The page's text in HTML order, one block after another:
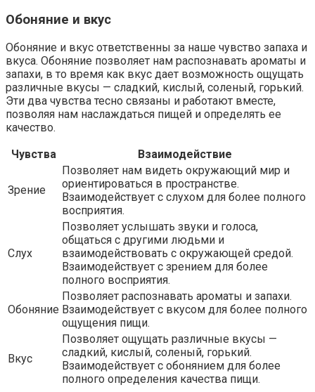
Обоняние и вкус
Обоняние и вкус ответственны за наше чувство запаха и
вкуса. Обоняние позволяет нам распознавать ароматы и
запахи, в то время как вкус дает возможность ощущать
различные вкусы — сладкий, кислый, соленый, горький.
Эти два чувства тесно связаны и работают вместе,
позволяя нам наслаждаться пищей и определять ее
качество.
Чувства
Взаимодействие
Зрение
Позволяет нам видеть окружающий мир и
ориентироваться в пространстве.
Взаимодействует с слухом для более полного
восприятия.
Слух
Позволяет услышать звуки и голоса,
общаться с другими людьми и
взаимодействовать с окружающей средой.
Взаимодействует с зрением для более
полного восприятия.
Обоняние
Позволяет распознавать ароматы и запахи.
Взаимодействует с вкусом для более полного
ощущения пищи.
Вкус
Позволяет ощущать различные вкусы —
сладкий, кислый, соленый, горький.
Взаимодействует с обонянием для более
полного определения качества пищи.